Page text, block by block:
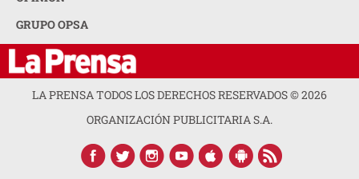
GRUPO OPSA
LA PRENSA TODOS LOS DERECHOS RESERVADOS ©2026
ORGANIZACIÓN PUBLICITARIA S.A.